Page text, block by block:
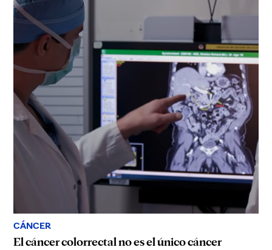
CÁNCER
El cáncer colorrectal no es el único cáncer